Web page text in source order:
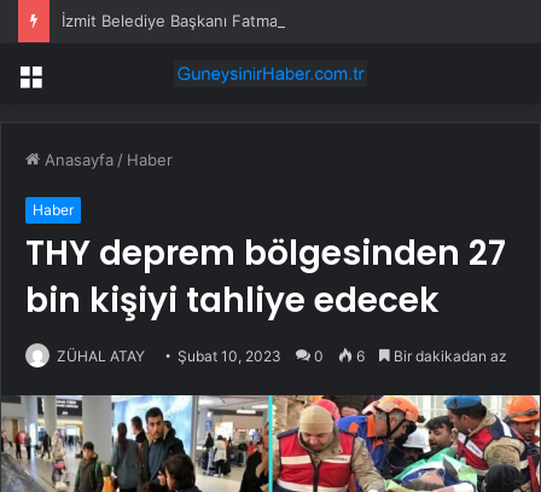
Menü
Anasayfa / Haber
Haber
THY deprem bölgesinden 27
bin kişiyi tahliye edecek
ZÜHAL ATAY Şubat 10, 2023 0 6 Bir dakikadan az